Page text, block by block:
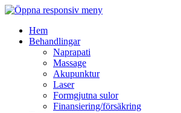
Hem
Behandlingar
Naprapati
Massage
Akupunktur
Laser
Formgjutna sulor
Finansiering/försäkring